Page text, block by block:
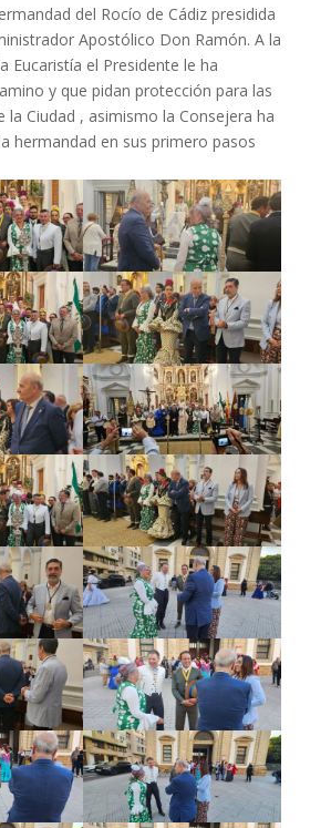
del Rocío de Cádiz presidida
Apostólico Don Ramón. A la
Eucaristía el Presidente le ha
y que pidan protección para las
la Ciudad , asimismo la Consejera ha
hermandad en sus primero pasos